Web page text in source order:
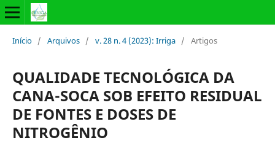
Início / Arquivos / v. 28 n. 4 (2023): Irriga / Artigos
QUALIDADE TECNOLÓGICA DA
CANA-SOCA SOB EFEITO RESIDUAL
DE FONTES E DOSES DE
NITROGÊNIO